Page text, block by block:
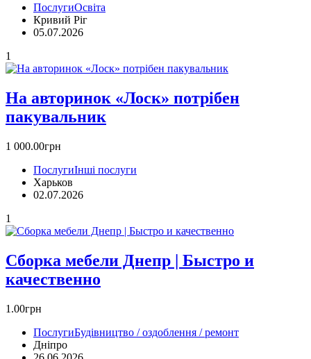
ПослугиОсвіта
Кривий Ріг
05.07.2026
1
На авторинок «Лоск» потрібен
пакувальник
1 000.00грн
ПослугиІнші послуги
Харьков
02.07.2026
1
Сборка мебели Днепр | Быстро и
качественно
1.00грн
ПослугиБудівництво / оздоблення / ремонт
Дніпро